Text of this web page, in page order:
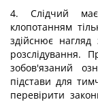
4. Слідчий
клопотанням
здійснює нагляд
розслідування.
зобов'язаний
підстави для
перевірити